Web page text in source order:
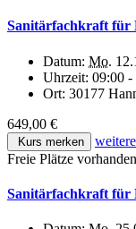
Sanitärfachkraft für
Datum: Mo.
Uhrzeit: 09:00
Ort: 30177
649,00 €
Kurs merken
Freie Plätze vorhanden
Sanitärfachkraft für